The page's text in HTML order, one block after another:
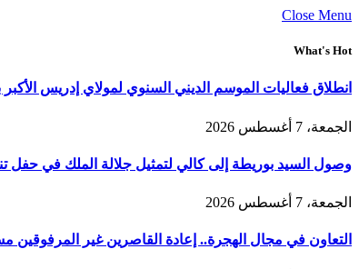
Close Menu
What's Hot
انطلاق فعاليات الموسم الديني السنوي لمولاي إدريس
الجمعة، 7 أغسطس 2026
وصول السيد بوريطة إلى كالي لتمثيل جلالة الملك في حفل
الجمعة، 7 أغسطس 2026
التعاون في مجال الهجرة.. إعادة القاصرين غير المرفوقين